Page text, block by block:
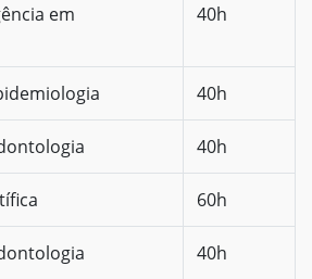
em
40h
40h
40h
60h
40h